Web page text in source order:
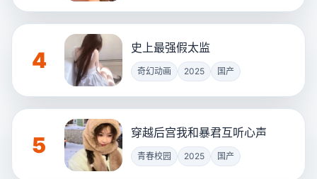
4 史上最强假太监
奇幻动画 2025 国产
5 穿越后宫我和暴君互听心声
青春校园 2025 国产